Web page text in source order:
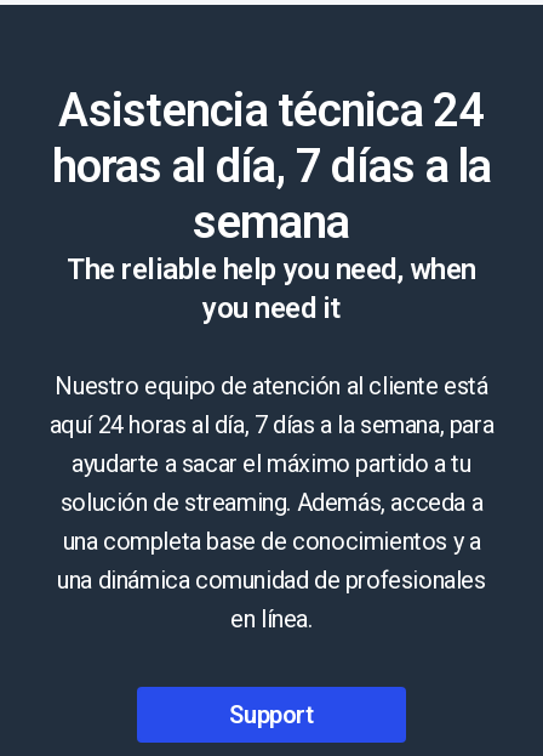
Asistencia técnica 24
horas al día, 7 días a la
semana
The reliable help you need, when
you need it
Nuestro equipo de atención al cliente está
aquí 24 horas al día, 7 días a la semana, para
ayudarte a sacar el máximo partido a tu
solución de streaming. Además, acceda a
una completa base de conocimientos y a
una dinámica comunidad de profesionales
en línea.
Support